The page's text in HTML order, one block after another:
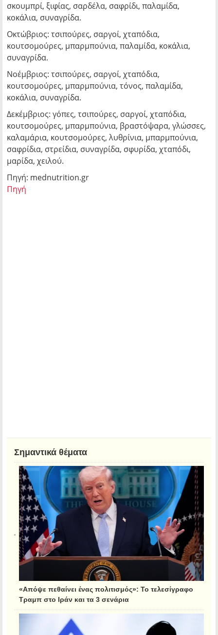
σκουμπρί, ξιφίας, σαρδέλα, σαφρίδι, παλαμίδα,
κοκάλια, συναγρίδα.
Οκτώβριος: τσιπούρες, σαργοί, χταπόδια,
κουτσομούρες, μπαρμπούνια, παλαμίδα, κοκάλια,
συναγρίδα.
Νοέμβριος: τσιπούρες, σαργοί, χταπόδια,
κουτσομούρες, μπαρμπούνια, τόνος, παλαμίδα,
κοκάλια, συναγρίδα.
Δεκέμβριος: γόπες, τσιπούρες, σαργοί, χταπόδια,
κουτσομούρες, μπαρμπούνια, βραστόψαρα, γλώσσες,
καλαμάρια, κουτσομούρες, λυθρίνια, μπαρμπούνια,
σαφρίδια, στρείδια, συναγρίδα, σφυρίδα, χταπόδι,
μαρίδα, χειλού.
Πηγή: mednutrition.gr
Πηγή
Σημαντικά θέματα
«Απόψε πεθαίνει ένας πολιτισμός»: Το τελεσίγραφο
Τραμπ στο Ιράν και τα 3 σενάρια